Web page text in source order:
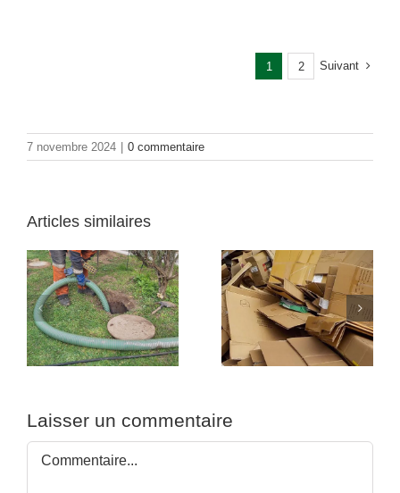
1 2 Suivant
7 novembre 2024 0 commentaire
Articles similaires
Recyclage des
emballages carton
Rachat de métaux
pour les
professionnels
Laisser un commentaire